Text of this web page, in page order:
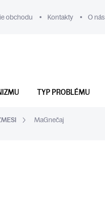
obchodu Kontakty O nás
TYP PROBLÉMU
MaGnečaj